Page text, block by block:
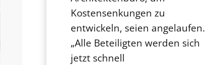
Kostensenkungen zu
entwickeln, seien angelaufen.
„Alle Beteiligten werden sich
jetzt schnell